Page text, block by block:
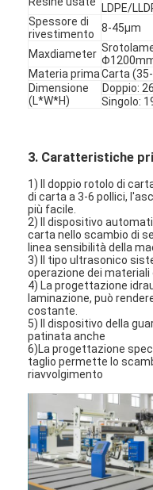
Casa
Prodotti
Circa noi
Giro della fabbrica
Controllo di qualità
Contattici
Notizia
LDPE/
Spessore di
rivestimento
8-45μm
Maxdiameter
Materia prima Carta
Dimensione
(L*W*H)
Doppio:
Singolo:
3. Caratteristiche
1) Il doppio rotolo di
di carta a 3-6 pollici,
più facile.
2) Il dispositivo
carta nello scambio di
linea sensibilità della
3) Il tipo ultrasonico
operazione dei
4) La progettazione
laminazione, può
costante.
5) Il dispositivo della
patinata anche
6)La progettazione
taglio permette lo
riavvolgimento